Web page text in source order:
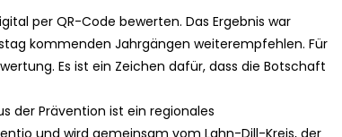
per QR-Code bewerten. Das Ergebnis war
kommenden Jahrgängen weiterempfehlen. Für
Es ist ein Zeichen dafür, dass die Botschaft
der Prävention ist ein regionales